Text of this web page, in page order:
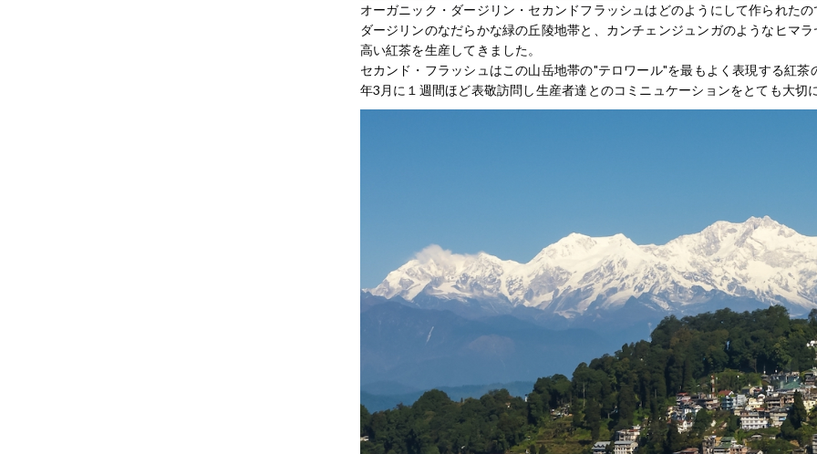
オーガニック・ダージリン・セカンドフラッシュはどのようにして作られた
ダージリンのなだらかな緑の丘陵地帯と、カンチェンジュンガのようなヒマ
高い紅茶を生産してきました。
セカンド・フラッシュはこの山岳地帯の"テロワール"を最もよく表現する紅
年3月に１週間ほど表敬訪問し生産者達とのコミニュケーションをとても大切